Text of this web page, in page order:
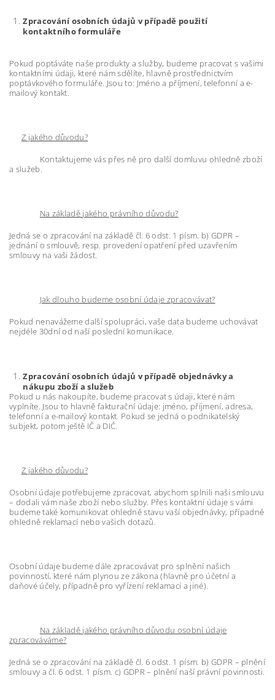
Zpracování osobních údajů v případě použití
kontaktního formuláře
Pokud poptáváte naše produkty a služby, budeme pracovat s vašimi
kontaktními údaji, které nám sdělíte, hlavně prostřednictvím
poptávkového formuláře. Jsou to: Jméno a příjmení, telefonní a e-
mailový kontakt.
Z jakého důvodu?
Kontaktujeme vás přes ně pro další domluvu ohledně zboží
a služeb.
Na základě jakého právního důvodu?
Jedná se o zpracování na základě čl. 6 odst. 1 písm. b) GDPR –
jednání o smlouvě, resp. provedení opatření před uzavřením
smlouvy na vaši žádost.
Jak dlouho budeme osobní údaje zpracovávat?
Pokud nenavážeme další spolupráci, vaše data budeme uchovávat
nejdéle 30dní od naší poslední komunikace.
Zpracování osobních údajů v případě objednávky a
nákupu zboží a služeb
Pokud u nás nakoupíte, budeme pracovat s údaji, které nám
vyplníte. Jsou to hlavně fakturační údaje: jméno, příjmení, adresa,
telefonní a e-mailový kontakt. Pokud se jedná o podnikatelský
subjekt, potom ještě IČ a DIČ.
Z jakého důvodu?
Osobní údaje potřebujeme zpracovat, abychom splnili naši smlouvu
– dodali vám naše zboží nebo služby. Přes kontaktní údaje s vámi
budeme také komunikovat ohledně stavu vaší objednávky, případně
ohledně reklamací nebo vašich dotazů.
Osobní údaje budeme dále zpracovávat pro splnění našich
povinností, které nám plynou ze zákona (hlavně pro účetní a
daňové účely, případně pro vyřízení reklamací a jiné).
Na základě jakého právního důvodu osobní údaje
zpracováváme?
Jedná se o zpracování na základě čl. 6 odst. 1 písm. b) GDPR – plnění
smlouvy a čl. 6 odst. 1 písm. c) GDPR – plnění naší právní povinnosti.